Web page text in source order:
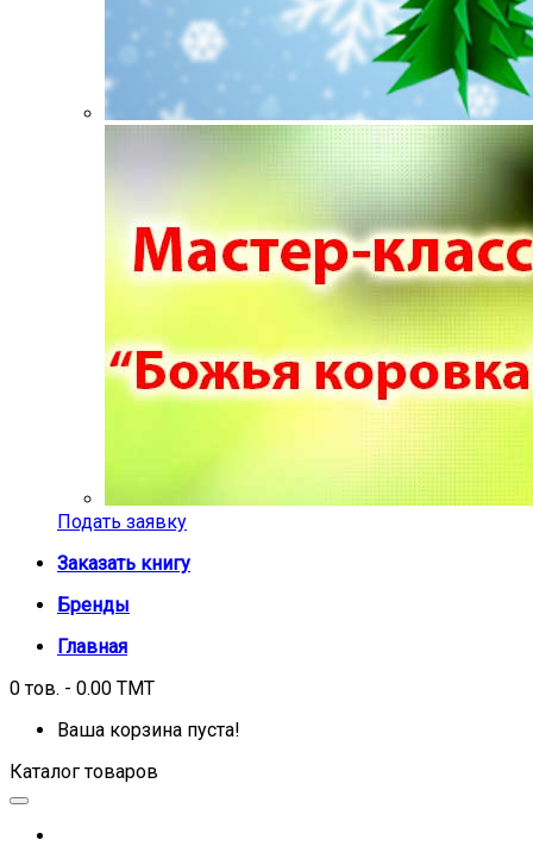
Подать заявку
Заказать книгу
Бренды
Главная
0 тов. - 0.00 TMT
Ваша корзина пуста!
Каталог товаров